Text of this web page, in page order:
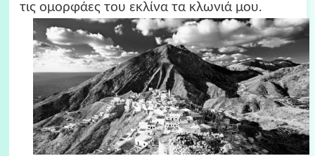
τις ομορφάες του εκλίνα τα κλωνιά μου.